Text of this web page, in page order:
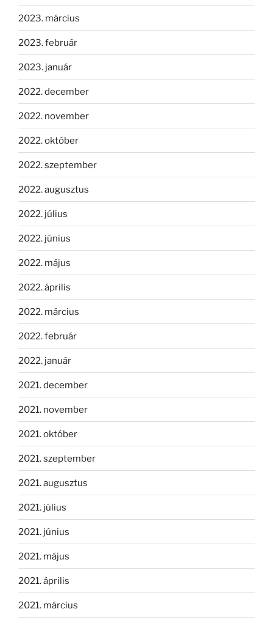
2023. március
2023. február
2023. január
2022. december
2022. november
2022. október
2022. szeptember
2022. augusztus
2022. július
2022. június
2022. május
2022. április
2022. március
2022. február
2022. január
2021. december
2021. november
2021. október
2021. szeptember
2021. augusztus
2021. július
2021. június
2021. május
2021. április
2021. március